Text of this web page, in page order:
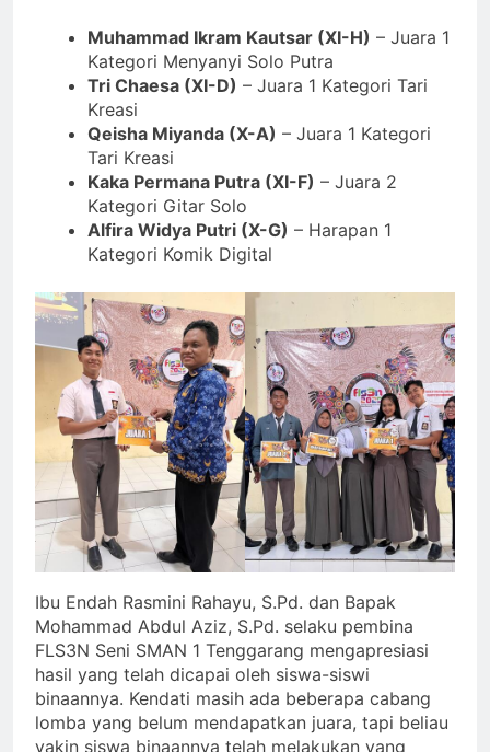
Muhammad Ikram Kautsar (XI-H) – Juara 1
Kategori Menyanyi Solo Putra
Tri Chaesa (XI-D) – Juara 1 Kategori Tari
Kreasi
Qeisha Miyanda (X-A) – Juara 1 Kategori
Tari Kreasi
Kaka Permana Putra (XI-F) – Juara 2
Kategori Gitar Solo
Alfira Widya Putri (X-G) – Harapan 1
Kategori Komik Digital
Ibu Endah Rasmini Rahayu, S.Pd. dan Bapak
Mohammad Abdul Aziz, S.Pd. selaku pembina
FLS3N Seni SMAN 1 Tenggarang mengapresiasi
hasil yang telah dicapai oleh siswa-siswi
binaannya. Kendati masih ada beberapa cabang
lomba yang belum mendapatkan juara, tapi beliau
yakin siswa binaannya telah melakukan yang